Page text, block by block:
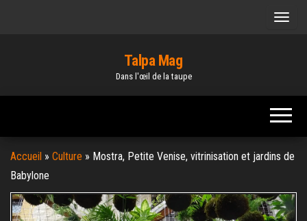
Talpa Mag
Dans l'œil de la taupe
Accueil » Culture » Mostra, Petite Venise, vitrinisation et jardins de
Babylone